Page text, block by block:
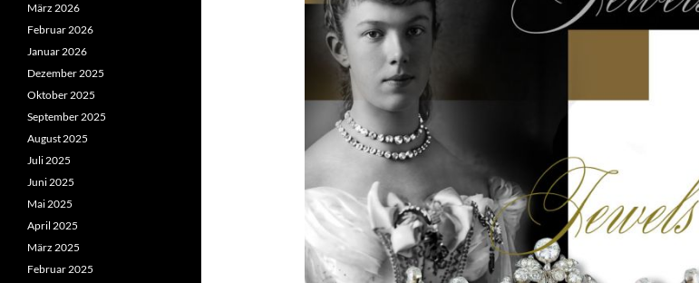
März 2026
Februar 2026
Januar 2026
Dezember 2025
Oktober 2025
September 2025
August 2025
Juli 2025
Juni 2025
Mai 2025
April 2025
März 2025
Februar 2025